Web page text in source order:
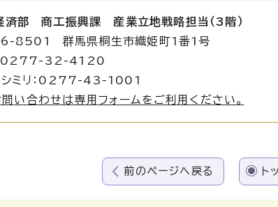
済部 商工振興課 産業立地戦略担当（3階）
8501 群馬県桐生市織姫町1番1号
0277-32-4120
シミリ：0277-43-1001
問い合わせは専用フォームをご利用ください。
前のページへ戻る ト